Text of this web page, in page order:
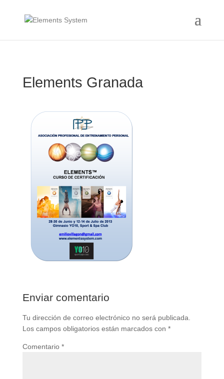
Elements Granada
Enviar comentario
Tu dirección de correo electrónico no será publicada.
Los campos obligatorios están marcados con *
Comentario *